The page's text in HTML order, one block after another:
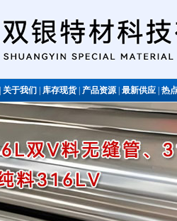
关于我们库存现货|产品资源|最新供应|热